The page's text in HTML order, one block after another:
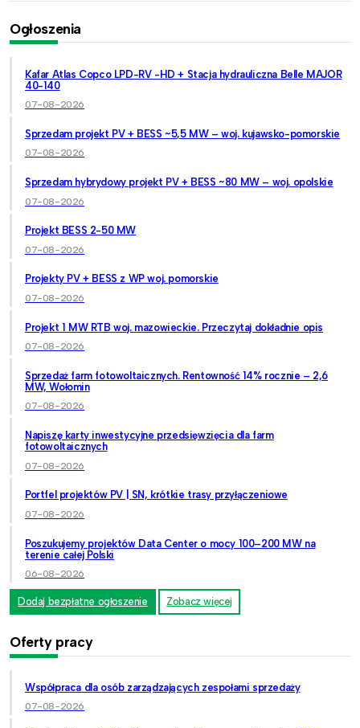
Ogłoszenia
Kafar Atlas Copco LPD-RV -HD + Stacja hydrauliczna Belle MAJOR
40-140
07-08-2026
Sprzedam projekt PV + BESS ~5,5 MW – woj. kujawsko-pomorskie
07-08-2026
Sprzedam hybrydowy projekt PV + BESS ~80 MW – woj. opolskie
07-08-2026
Projekt BESS 2-50 MW
07-08-2026
Projekty PV + BESS z WP woj. pomorskie
07-08-2026
Projekt 1 MW RTB woj. mazowieckie. Przeczytaj dokładnie opis
07-08-2026
Sprzedaż farm fotowoltaicznych. Rentowność 14% rocznie – 2,6
MW, Wołomin
07-08-2026
Napiszę karty inwestycyjne przedsięwzięcia dla farm
fotowoltaicznych
07-08-2026
Portfel projektów PV | SN, krótkie trasy przyłączeniowe
07-08-2026
Poszukujemy projektów Data Center o mocy 100–200 MW na
terenie całej Polski
06-08-2026
Dodaj bezpłatne ogłoszenie Zobacz więcej
Oferty pracy
Współpraca dla osób zarządzających zespołami sprzedaży
07-08-2026